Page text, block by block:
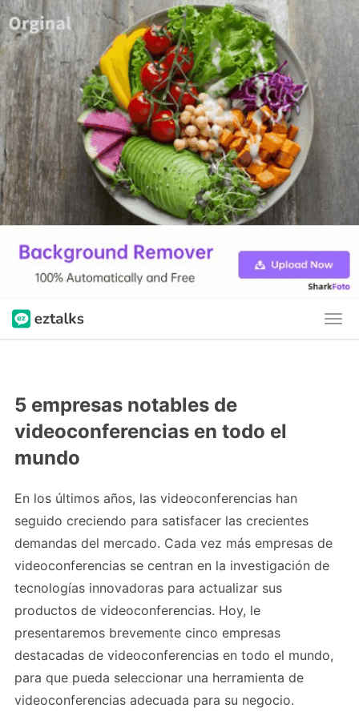
5 empresas notables de
videoconferencias en todo el
mundo
En los últimos años, las videoconferencias han
seguido creciendo para satisfacer las crecientes
demandas del mercado. Cada vez más empresas de
videoconferencias se centran en la investigación de
tecnologías innovadoras para actualizar sus
productos de videoconferencias. Hoy, le
presentaremos brevemente cinco empresas
destacadas de videoconferencias en todo el mundo,
para que pueda seleccionar una herramienta de
videoconferencias adecuada para su negocio.